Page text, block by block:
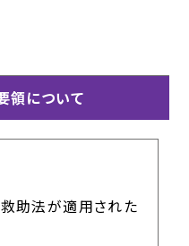
領について
助法が適用された